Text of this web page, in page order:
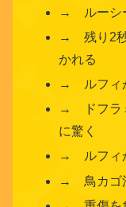
→ ルーシ
→ 残り2秒
かれる
→ ルフィ
→ ドフラ
に驚く
→ ルフィ
→ 鳥カゴ